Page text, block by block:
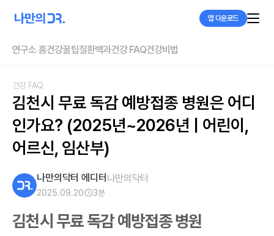
앱 다운로드
연구소 홈건강꿀팁질환백과건강 FAQ건강비법
건강 FAQ
김천시 무료 독감 예방접종 병원은 어디
인가요? (2025년~2026년 | 어린이,
어르신, 임산부)
나만의닥터 에디터 나만의닥터
2025.09.20 3분
김천시 무료 독감 예방접종 병원